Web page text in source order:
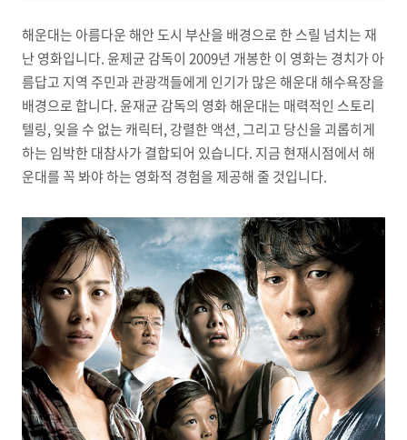
해운대는 아름다운 해안 도시 부산을 배경으로 한 스릴 넘치는 재
난 영화입니다. 윤제균 감독이 2009년 개봉한 이 영화는 경치가 아
름답고 지역 주민과 관광객들에게 인기가 많은 해운대 해수욕장을
배경으로 합니다. 윤재균 감독의 영화 해운대는 매력적인 스토리
텔링, 잊을 수 없는 캐릭터, 강렬한 액션, 그리고 당신을 괴롭히게
하는 임박한 대참사가 결합되어 있습니다. 지금 현재시점에서 해
운대를 꼭 봐야 하는 영화적 경험을 제공해 줄 것입니다.